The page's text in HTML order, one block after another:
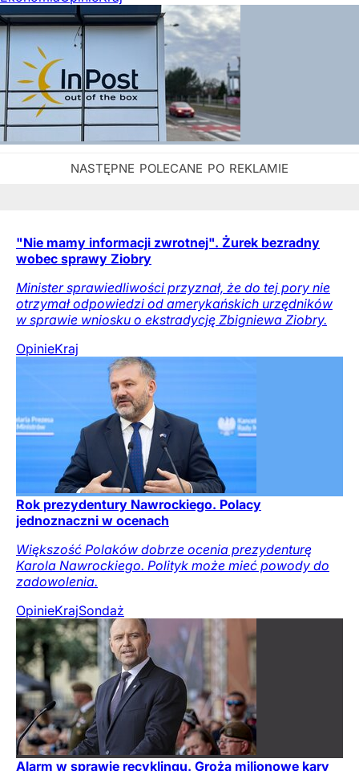
"Nie mamy informacji zwrotnej". Żurek bezradny
wobec sprawy Ziobry
Minister sprawiedliwości przyznał, że do tej pory nie
otrzymał odpowiedzi od amerykańskich urzędników
w sprawie wniosku o ekstradycję Zbigniewa Ziobry.
OpinieKraj
Rok prezydentury Nawrockiego. Polacy
jednoznaczni w ocenach
Większość Polaków dobrze ocenia prezydenturę
Karola Nawrockiego. Polityk może mieć powody do
zadowolenia.
OpinieKrajSondaż
Alarm w sprawie recyklingu. Grożą milionowe kary